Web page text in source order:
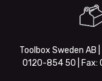
Toolbox Sweden AB
0120-854 50 | Fax: